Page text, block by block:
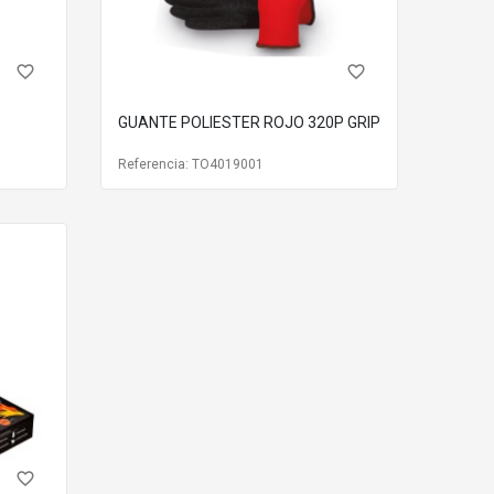
del trabajo.
favorite_border favorite_border
GUANTE POLIESTER ROJO 320P GRIP
Referencia: TO4019001
favorite_border